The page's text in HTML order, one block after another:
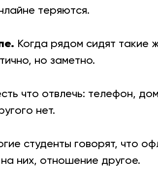
теряются.
Когда рядом сидят такие
но заметно.
что отвлечь: телефон,
нет.
студенты говорят, что
них, отношение другое.